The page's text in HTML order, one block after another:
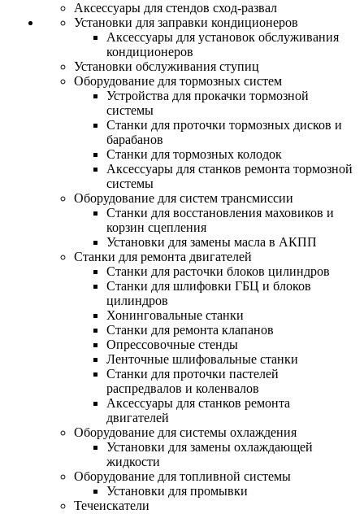
Аксессуары для стендов сход-развал
Установки для заправки кондиционеров
Аксессуары для установок обслуживания
кондиционеров
Установки обслуживания ступиц
Оборудование для тормозных систем
Устройства для прокачки тормозной
системы
Станки для проточки тормозных дисков и
барабанов
Станки для тормозных колодок
Аксессуары для станков ремонта тормозной
системы
Оборудование для систем трансмиссии
Станки для восстановления маховиков и
корзин сцепления
Установки для замены масла в АКПП
Станки для ремонта двигателей
Станки для расточки блоков цилиндров
Станки для шлифовки ГБЦ и блоков
цилиндров
Хонинговальные станки
Станки для ремонта клапанов
Опрессовочные стенды
Ленточные шлифовальные станки
Станки для проточки пастелей
распредвалов и коленвалов
Аксессуары для станков ремонта
двигателей
Оборудование для системы охлаждения
Установки для замены охлаждающей
жидкости
Оборудование для топливной системы
Установки для промывки
Течеискатели